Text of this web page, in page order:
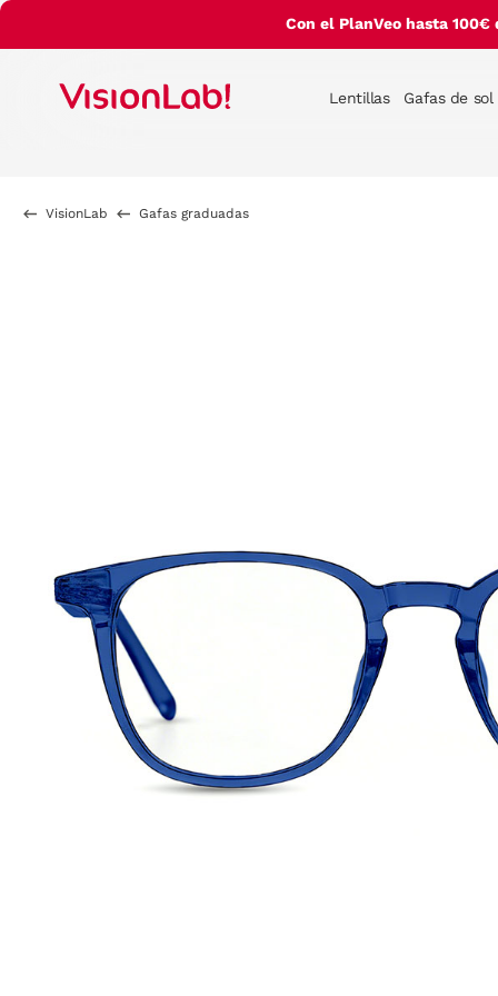
Con el PlanVeo hasta
Lentillas Gafas de sol
VisionLab Gafas graduadas